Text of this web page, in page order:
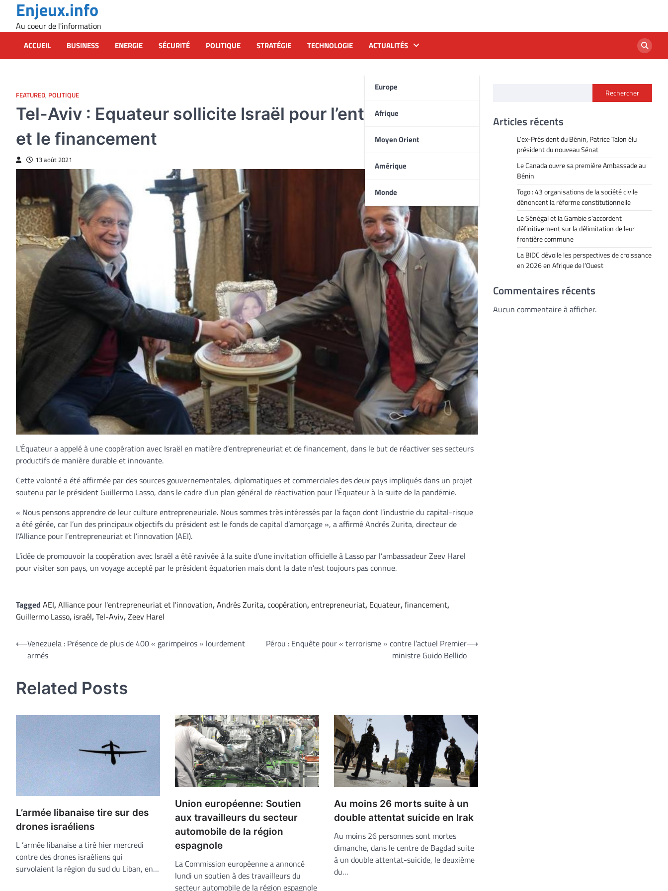
content
Enjeux.info
Au coeur de l'information
ACCUEIL BUSINESS ENERGIE SÉCURITÉ POLITIQUE STRATÉGIE TECHNOLOGIE ACTUALITÉS
Europe
Afrique
Moyen Orient
Amérique
Monde
FEATURED, POLITIQUE
Tel-Aviv : Equateur sollicite Israël pour l’entrepreneuriat
et le financement
13 août 2021
L’Équateur a appelé à une coopération avec Israël en matière d’entrepreneuriat et de financement, dans le but de réactiver ses secteurs
productifs de manière durable et innovante.
Cette volonté a été affirmée par des sources gouvernementales, diplomatiques et commerciales des deux pays impliqués dans un projet
soutenu par le président Guillermo Lasso, dans le cadre d’un plan général de réactivation pour l’Équateur à la suite de la pandémie.
« Nous pensons apprendre de leur culture entrepreneuriale. Nous sommes très intéressés par la façon dont l’industrie du capital-risque
a été gérée, car l’un des principaux objectifs du président est le fonds de capital d’amorçage », a affirmé Andrés Zurita, directeur de
l’Alliance pour l’entrepreneuriat et l’innovation (AEI).
L’idée de promouvoir la coopération avec Israël a été ravivée à la suite d’une invitation officielle à Lasso par l’ambassadeur Zeev Harel
pour visiter son pays, un voyage accepté par le président équatorien mais dont la date n’est toujours pas connue.
Tagged AEI,Alliance pour l'entrepreneuriat et l'innovation,Andrés Zurita,coopération,entrepreneuriat, Equateur,financement,
Guillermo Lasso, israél,Tel-Aviv,Zeev Harel
Navigation
⟵Venezuela : Présence de plus de 400 « garimpeiros » lourdement
armés
Pérou : Enquête pour « terrorisme » contre l’actuel Premier
ministre Guido Bellido
⟶
Related Posts
L’armée libanaise tire sur des
drones israéliens
L ’armée libanaise a tiré hier mercredi
contre des drones israéliens qui
survolaient la région du sud du Liban, en…
Union européenne: Soutien
aux travailleurs du secteur
automobile de la région
espagnole
La Commission européenne a annoncé
lundi un soutien à des travailleurs du
secteur automobile de la région espagnole
Au moins 26 morts suite à un
double attentat suicide en Irak
Au moins 26 personnes sont mortes
dimanche, dans le centre de Bagdad suite
à un double attentat-suicide, le deuxième
du…
Rechercher
Articles récents
L’ex-Président du Bénin, Patrice Talon élu
président du nouveau Sénat
Le Canada ouvre sa première Ambassade au
Bénin
Togo : 43 organisations de la société civile
dénoncent la réforme constitutionnelle
Le Sénégal et la Gambie s’accordent
définitivement sur la délimitation de leur
frontière commune
La BIDC dévoile les perspectives de croissance
en 2026 en Afrique de l’Ouest
Commentaires récents
Aucun commentaire à afficher.